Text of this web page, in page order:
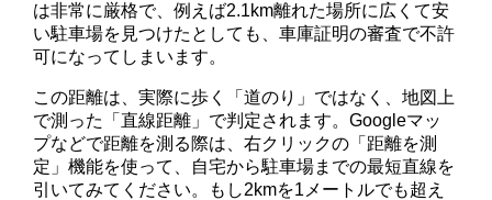
は非常に厳格で、例えば2.1km離れた場所に広くて安
い駐車場を見つけたとしても、車庫証明の審査で不許
可になってしまいます。
この距離は、実際に歩く「道のり」ではなく、地図上
で測った「直線距離」で判定されます。Googleマッ
プなどで距離を測る際は、右クリックの「距離を測
定」機能を使って、自宅から駐車場までの最短直線を
引いてみてください。もし2kmを1メートルでも超え